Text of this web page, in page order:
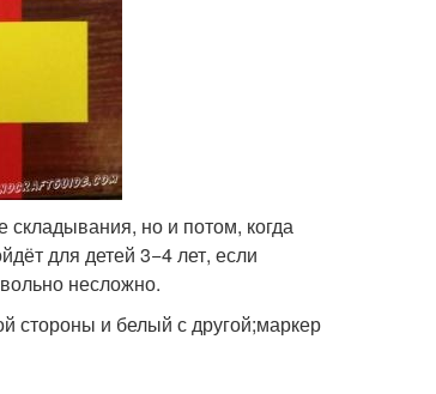
складывания, но и потом, когда
для детей 3−4 лет, если
несложно.
стороны и белый с другой;маркер